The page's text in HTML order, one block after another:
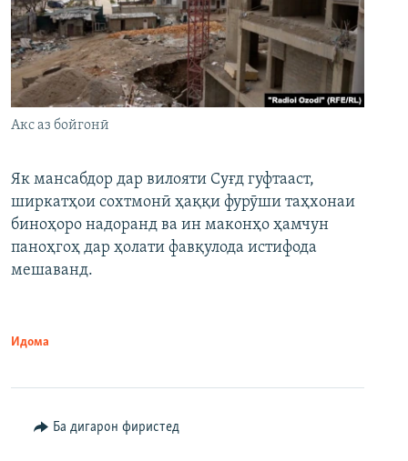
Акс аз бойгонӣ
Як мансабдор дар вилояти Суғд гуфтааст,
ширкатҳои сохтмонӣ ҳаққи фурӯши таҳхонаи
биноҳоро надоранд ва ин маконҳо ҳамчун
паноҳгоҳ дар ҳолати фавқулода истифода
мешаванд.
Идома
Ба дигарон фиристед